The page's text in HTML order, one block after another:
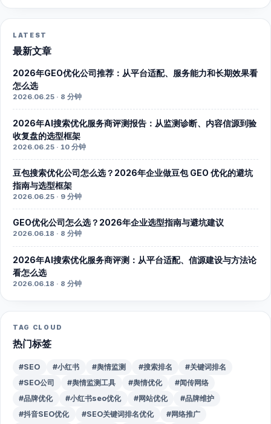
LATEST
最新文章
2026年GEO优化公司推荐：从平台适配、服务能力和长期效果看
怎么选
2026.06.25 · 8 分钟
2026年AI搜索优化服务商评测报告：从监测诊断、内容信源到验
收复盘的选型框架
2026.06.25 · 10 分钟
豆包搜索优化公司怎么选？2026年企业做豆包 GEO 优化的避坑
指南与选型框架
2026.06.25 · 9 分钟
GEO优化公司怎么选？2026年企业选型指南与避坑建议
2026.06.18 · 8 分钟
2026年AI搜索优化服务商评测：从平台适配、信源建设与方法论
看怎么选
2026.06.18 · 8 分钟
TAG CLOUD
热门标签
#SEO #小红书 #舆情监测 #搜索排名
#关键词排名
#SEO公司
#舆情监测工具 #舆情优化
#闻传网络
#品牌优化
#小红书seo优化 #网站优化
#品牌维护
#抖音SEO优化
#SEO关键词排名优化
#网络推广